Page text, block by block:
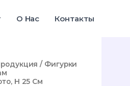
О Нас Контакты
/ Фигурки
H 25 См
RSP206